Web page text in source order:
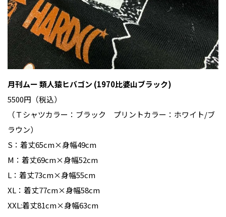
月刊ムー 類人猿ヒバゴン (1970比婆山ブラック)
5500円（税込）
（Ｔシャツカラー：ブラック プリントカラー：ホワイト/ブ
ラウン）
S：着丈65cm×身幅49cm
M：着丈69cm×身幅52cm
L：着丈73cm×身幅55cm
XL：着丈77cm×身幅58cm
XXL:着丈81cm×身幅63cm